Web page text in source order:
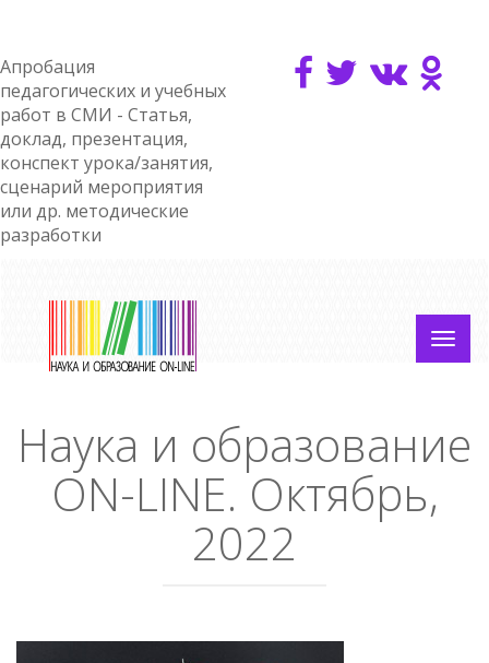
Апробация
педагогических и учебных
работ в СМИ - Статья,
доклад, презентация,
конспект урока/занятия,
сценарий мероприятия
или др. методические
разработки
Наука и образование
ON-LINE. Октябрь,
2022